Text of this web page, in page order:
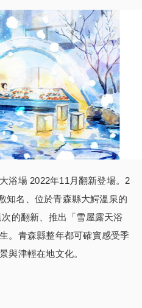
浴場 2022年11月翻新登場。2
知名、位於青森縣大鰐溫泉的
的翻新、推出「雪屋露天浴
。青森縣整年都可確實感受季
與津輕在地文化。